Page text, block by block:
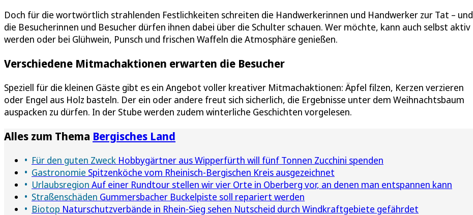
Doch für die wortwörtlich strahlenden Festlichkeiten schreiten die Handwerkerinnen und Handwerker zur Tat – und
die Besucherinnen und Besucher dürfen ihnen dabei über die Schulter schauen. Wer möchte, kann auch selbst aktiv
werden oder bei Glühwein, Punsch und frischen Waffeln die Atmosphäre genießen.
Verschiedene Mitmachaktionen erwarten die Besucher
Speziell für die kleinen Gäste gibt es ein Angebot voller kreativer Mitmachaktionen: Äpfel filzen, Kerzen verzieren
oder Engel aus Holz basteln. Der ein oder andere freut sich sicherlich, die Ergebnisse unter dem Weihnachtsbaum
auspacken zu dürfen. In der Stube werden zudem winterliche Geschichten vorgelesen.
Alles zum Thema Bergisches Land
Für den guten Zweck Hobbygärtner aus Wipperfürth will fünf Tonnen Zucchini spenden
Gastronomie Spitzenköche vom Rheinisch-Bergischen Kreis ausgezeichnet
Urlaubsregion Auf einer Rundtour stellen wir vier Orte in Oberberg vor, an denen man entspannen kann
Straßenschäden Gummersbacher Buckelpiste soll repariert werden
Biotop Naturschutzverbände in Rhein-Sieg sehen Nutscheid durch Windkraftgebiete gefährdet